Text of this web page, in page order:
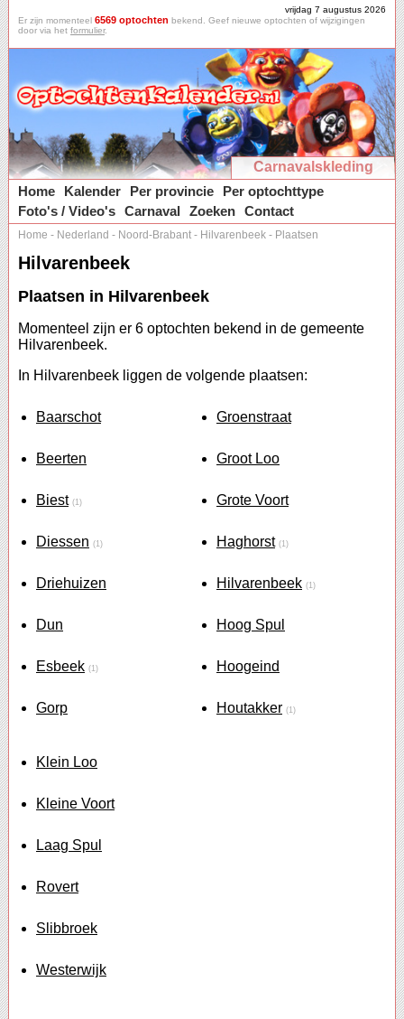
vrijdag 7 augustus 2026
Er zijn momenteel 6569 optochten bekend. Geef nieuwe optochten of wijzigingen
door via het formulier.
Carnavalskleding
Home
Kalender Per provincie
Per optochttype
Foto's / Video's Carnaval Zoeken Contact
Home - Nederland - Noord-Brabant - Hilvarenbeek - Plaatsen
Hilvarenbeek
Plaatsen in Hilvarenbeek
Momenteel zijn er 6 optochten bekend in de gemeente
Hilvarenbeek.
In Hilvarenbeek liggen de volgende plaatsen:
Baarschot
Beerten
Biest (1)
Diessen (1)
Driehuizen
Dun
Esbeek (1)
Gorp
Groenstraat
Groot Loo
Grote Voort
Haghorst (1)
Hilvarenbeek (1)
Hoog Spul
Hoogeind
Houtakker (1)
Klein Loo
Kleine Voort
Laag Spul
Rovert
Slibbroek
Westerwijk